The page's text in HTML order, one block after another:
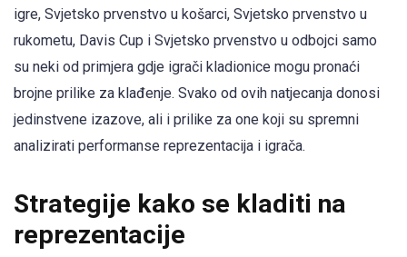
igre, Svjetsko prvenstvo u košarci, Svjetsko prvenstvo u
rukometu, Davis Cup i Svjetsko prvenstvo u odbojci samo
su neki od primjera gdje igrači kladionice mogu pronaći
brojne prilike za klađenje. Svako od ovih natjecanja donosi
jedinstvene izazove, ali i prilike za one koji su spremni
analizirati performanse reprezentacija i igrača.
Strategije kako se kladiti na
reprezentacije